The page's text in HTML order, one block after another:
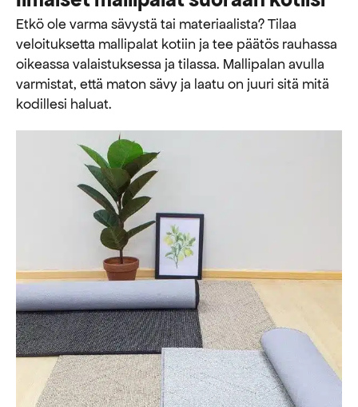
Etkö ole varma sävystä tai materiaalista? Tilaa
veloituksetta mallipalat kotiin ja tee päätös rauhassa
oikeassa valaistuksessa ja tilassa. Mallipalan avulla
varmistat, että maton sävy ja laatu on juuri sitä mitä
kodillesi haluat.